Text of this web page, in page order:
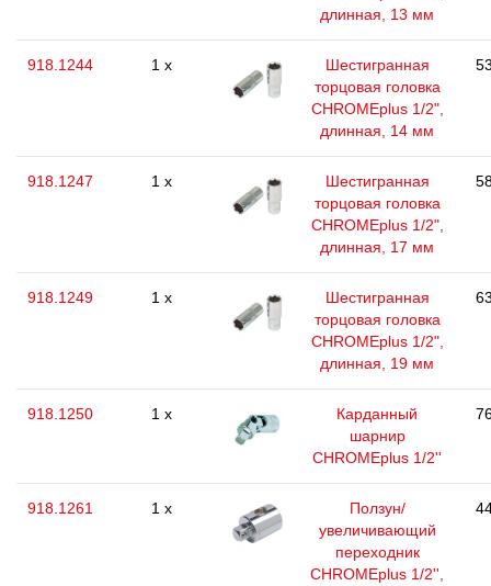
длинная, 13 мм
918.1244 1 x
Шестигранная
торцовая головка
CHROMEplus 1/2",
длинная, 14 мм
918.1247 1 x
Шестигранная
торцовая головка
CHROMEplus 1/2",
длинная, 17 мм
918.1249 1 x
Шестигранная
торцовая головка
CHROMEplus 1/2",
длинная, 19 мм
918.1250 1 x
Карданный
шарнир
CHROMEplus 1/2''
918.1261 1 x
Ползун/
увеличивающий
переходник
CHROMEplus 1/2'',